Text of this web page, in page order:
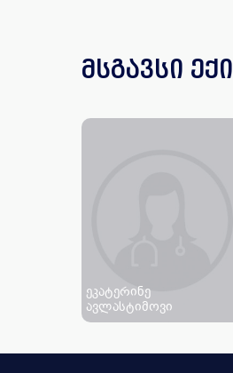
მსგავსი
ეკატერინე
ავლასტიმოვი